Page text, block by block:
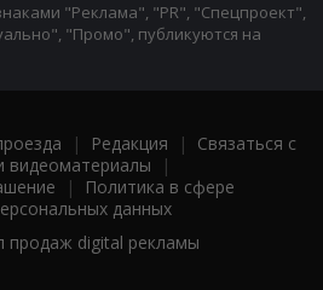
"Реклама", "PR", "Спецпроект",
"Промо", публикуются на
| Редакция | Связаться с
видеоматериалы |
|
Политика в сфере
данных
продаж digital рекламы